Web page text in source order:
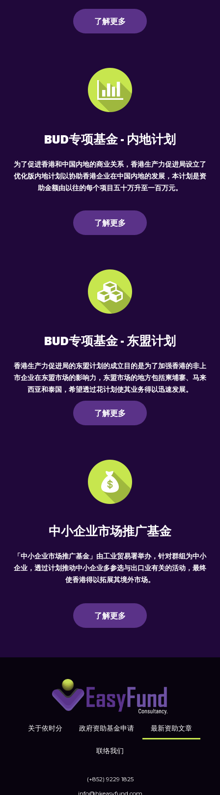
了解更多
BUD专项基金 - 内地计划
为了促进香港和中国内地的商业关系，香港生产力促进局设立了
优化版内地计划以协助香港企业在中国内地的发展，本计划是资
助金额由以往的每个项目五十万升至一百万元。
了解更多
BUD专项基金 - 东盟计划
香港生产力促进局的东盟计划的成立目的是为了加强香港的非上
市企业在东盟市场的影响力，东盟市场的地方包括柬埔寨、马来
西亚和泰国，希望透过花计划使其业务得以迅速发展。
了解更多
中小企业市场推广基金
「中小企业市场推广基金」由工业贸易署举办，针对群组为中小
企业，透过计划推动中小企业多参选与出口业有关的活动，最终
使香港得以拓展其境外市场。
了解更多
关于依时分 政府资助基金申请 最新资助文章
联络我们
(+852) 9229 1825
info@hkeasyfund.com